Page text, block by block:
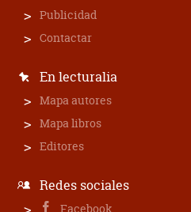
Publicidad
Contactar
En lecturalia
Mapa autores
Mapa libros
Editores
Redes sociales
Facebook